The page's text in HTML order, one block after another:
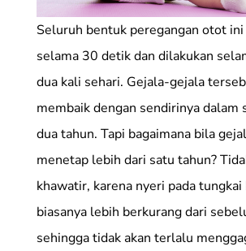
Seluruh bentuk peregangan otot
selama 30 detik dan dilakukan
dua kali sehari. Gejala-gejala
membaik dengan sendirinya dalam
dua tahun. Tapi bagaimana bila
menetap lebih dari satu tahun?
khawatir, karena nyeri pada tungkai
biasanya lebih berkurang dari
sehingga tidak akan terlalu